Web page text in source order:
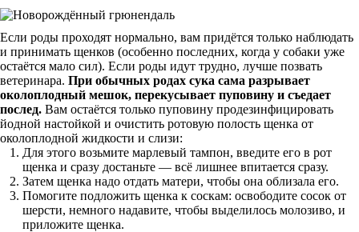
Если роды проходят нормально, вам придётся только наблюдать
и принимать щенков (особенно последних, когда у собаки уже
остаётся мало сил). Если роды идут трудно, лучше позвать
ветеринара. При обычных родах сука сама разрывает
околоплодный мешок, перекусывает пуповину и съедает
послед. Вам остаётся только пуповину продезинфицировать
йодной настойкой и очистить ротовую полость щенка от
околоплодной жидкости и слизи:
Для этого возьмите марлевый тампон, введите его в рот
щенка и сразу достаньте — всё лишнее впитается сразу.
Затем щенка надо отдать матери, чтобы она облизала его.
Помогите подложить щенка к соскам: освободите сосок от
шерсти, немного надавите, чтобы выделилось молозиво, и
приложите щенка.